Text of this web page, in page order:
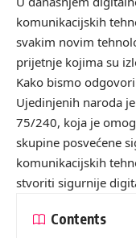
komunikacijskih
svakim novim
prijetnje kojima su
Kako bismo
Ujedinjenih naroda
75/240, koja je
skupine posvećene
komunikacijskih
stvoriti sigurnije
Contents